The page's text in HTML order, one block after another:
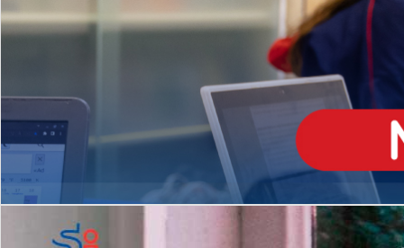
Matrículas Abertas 2026
MÉDIO
igh School
Dupla Diplomação
2º AO 5º ANO FUNDAMENTAL